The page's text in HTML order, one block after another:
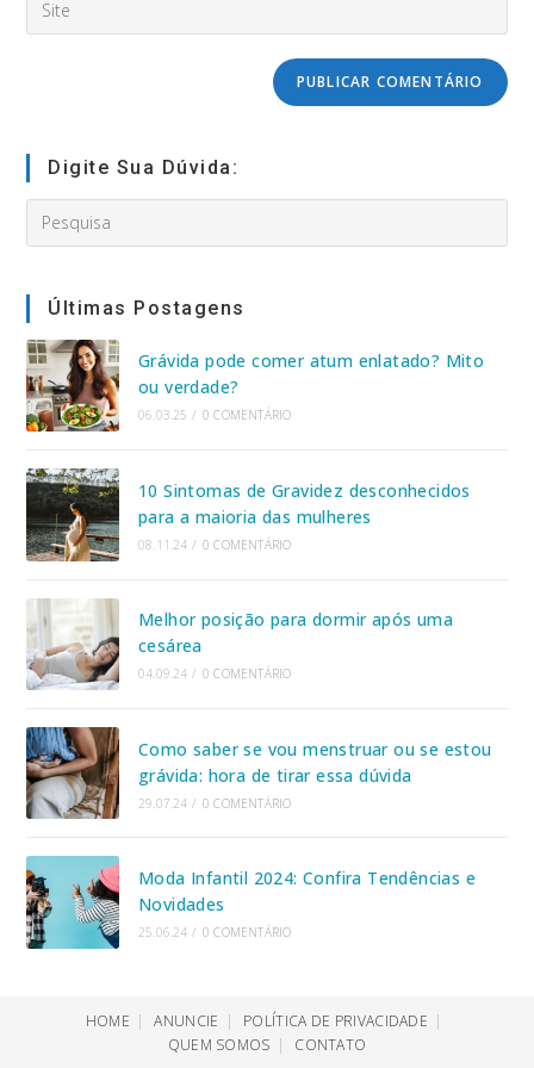
usuário
para
address
to
(opcional)
Digite Sua Dúvida:
this
Últimas Postagens
Grávida pode comer atum enlatado? Mito
ou verdade?
06.03.25 / 0 COMENTÁRIO
10 Sintomas de Gravidez desconhecidos
para a maioria das mulheres
08.11.24 / 0 COMENTÁRIO
Melhor posição para dormir após uma
cesárea
04.09.24 / 0 COMENTÁRIO
Como saber se vou menstruar ou se estou
grávida: hora de tirar essa dúvida
29.07.24 / 0 COMENTÁRIO
Moda Infantil 2024: Confira Tendências e
Novidades
25.06.24 / 0 COMENTÁRIO
HOME ANUNCIE
POLÍTICA DE PRIVACIDADE
QUEM SOMOS
CONTATO